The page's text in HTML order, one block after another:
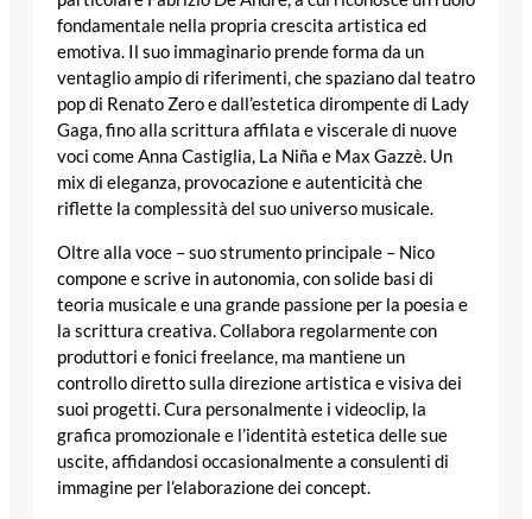
fondamentale nella propria crescita artistica ed
emotiva. Il suo immaginario prende forma da un
ventaglio ampio di riferimenti, che spaziano dal teatro
pop di Renato Zero e dall’estetica dirompente di Lady
Gaga, fino alla scrittura affilata e viscerale di nuove
voci come Anna Castiglia, La Niña e Max Gazzè. Un
mix di eleganza, provocazione e autenticità che
riflette la complessità del suo universo musicale.
Oltre alla voce – suo strumento principale – Nico
compone e scrive in autonomia, con solide basi di
teoria musicale e una grande passione per la poesia e
la scrittura creativa. Collabora regolarmente con
produttori e fonici freelance, ma mantiene un
controllo diretto sulla direzione artistica e visiva dei
suoi progetti. Cura personalmente i videoclip, la
grafica promozionale e l’identità estetica delle sue
uscite, affidandosi occasionalmente a consulenti di
immagine per l’elaborazione dei concept.